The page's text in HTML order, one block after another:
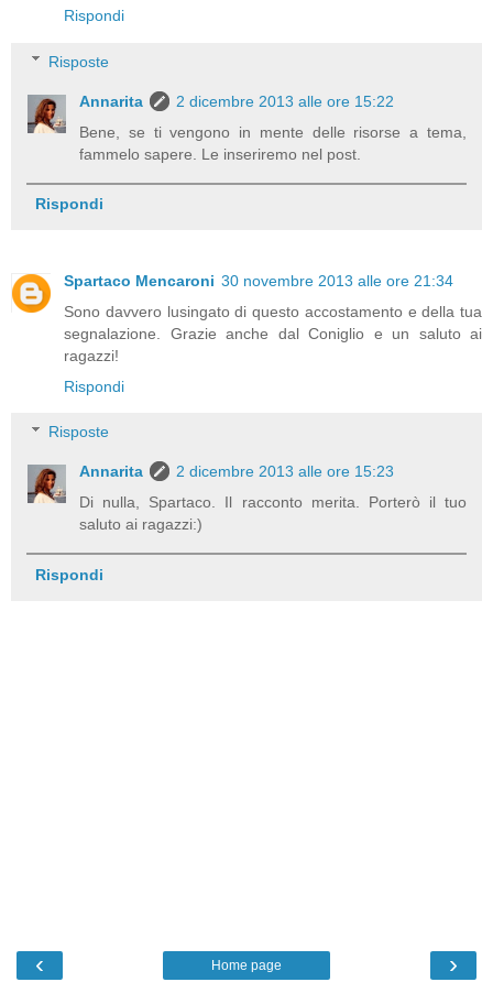
Rispondi
Risposte
Annarita
2 dicembre 2013 alle ore 15:22
Bene, se ti vengono in mente delle risorse a tema,
fammelo sapere. Le inseriremo nel post.
Rispondi
Spartaco Mencaroni 30 novembre 2013 alle ore 21:34
Sono davvero lusingato di questo accostamento e della tua
segnalazione. Grazie anche dal Coniglio e un saluto ai
ragazzi!
Rispondi
Risposte
Annarita
2 dicembre 2013 alle ore 15:23
Di nulla, Spartaco. Il racconto merita. Porterò il tuo
saluto ai ragazzi:)
Rispondi
‹ ›
Home page